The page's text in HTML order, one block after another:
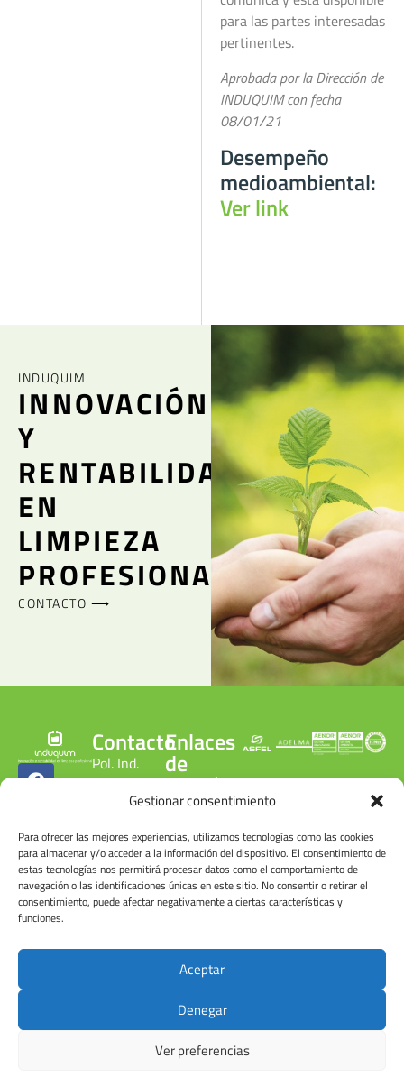
Gestionar consentimiento
Para ofrecer las mejores experiencias, utilizamos tecnologías como las cookies
para almacenar y/o acceder a la información del dispositivo. El consentimiento de
estas tecnologías nos permitirá procesar datos como el comportamiento de
navegación o las identificaciones únicas en este sitio. No consentir o retirar el
consentimiento, puede afectar negativamente a ciertas características y
funciones.
Aceptar
Denegar
Ver preferencias
para las partes interesadas
pertinentes.
Aprobada por la Dirección de
INDUQUIM con fecha
08/01/21
Desempeño
medioambiental:
Ver link
INDUQUIM
INNOVACIÓN
Y
RENTABILIDAD
EN
LIMPIEZA
PROFESIONAL
CONTACTO ⟶
Contacto
Pol. Ind.
Gonzalo
Chacón
C/ Gonzalo
Chacón, 15.
28300
Aranjuez.
Madrid.
Enlaces
de
interés
Cobertura
Política de
privacidad
Política de
calidad
Cuenta de